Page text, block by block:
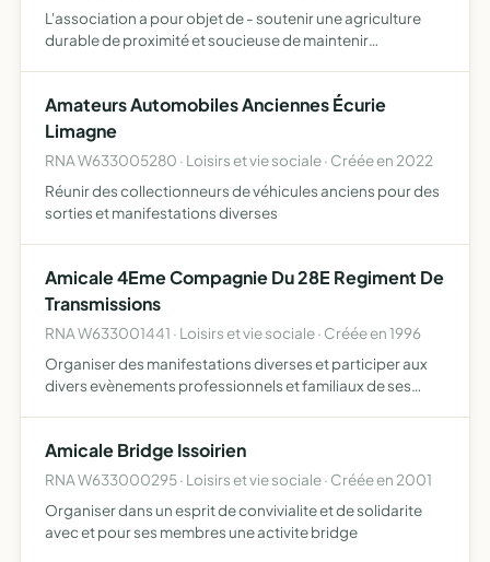
L'association a pour objet de - soutenir une agriculture
durable de proximité et soucieuse de maintenir
promouvoir un comm…
Amateurs Automobiles Anciennes Écurie
Limagne
RNA W633005280 · Loisirs et vie sociale · Créée en 2022
Réunir des collectionneurs de véhicules anciens pour des
sorties et manifestations diverses
Amicale 4Eme Compagnie Du 28E Regiment De
Transmissions
RNA W633001441 · Loisirs et vie sociale · Créée en 1996
Organiser des manifestations diverses et participer aux
divers evènements professionnels et familiaux de ses
Amicale Bridge Issoirien
RNA W633000295 · Loisirs et vie sociale · Créée en 2001
Organiser dans un esprit de convivialite et de solidarite
avec et pour ses membres une activite bridge